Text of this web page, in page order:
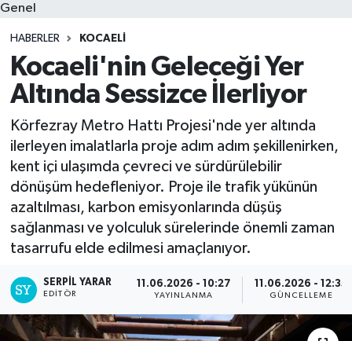
Genel
HABERLER KOCAELI
Kocaeli'nin Geleceği Yer
Altında Sessizce İlerliyor
Körfezray Metro Hattı Projesi'nde yer altında
ilerleyen imalatlarla proje adım adım şekillenirken,
kent içi ulaşımda çevreci ve sürdürülebilir
dönüşüm hedefleniyor. Proje ile trafik yükünün
azaltılması, karbon emisyonlarında düşüş
sağlanması ve yolculuk sürelerinde önemli zaman
tasarrufu elde edilmesi amaçlanıyor.
SERPİL YARAR
EDITÖR
11.06.2026 - 10:27
YAYINLANMA
11.06.2026 - 12:35
GÜNCELLEME